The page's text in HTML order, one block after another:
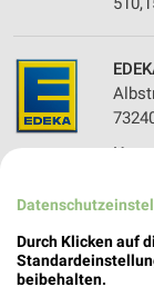
Durch Klicken auf
beibehalten.